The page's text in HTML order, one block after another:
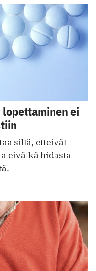
ei
siltä, etteivät
eivätkä hidasta